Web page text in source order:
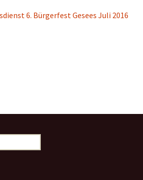
6. Bürgerfest Gesees Juli 2016